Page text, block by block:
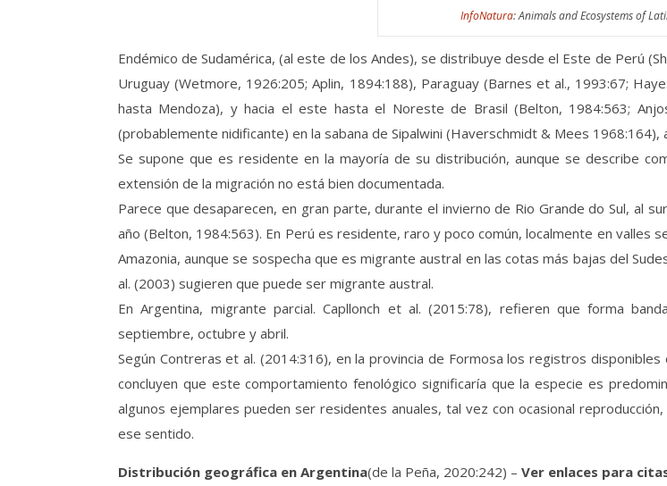
InfoNatura: Animals and Ecosystems of
Endémico de Sudamérica, (al este de los Andes), se distribuye desde el Este de Perú
Uruguay (Wetmore, 1926:205; Aplin, 1894:188), Paraguay (Barnes et al., 1993:67;
hasta Mendoza), y hacia el este hasta el Noreste de Brasil (Belton, 1984:563;
(probablemente nidificante) en la sabana de Sipalwini (Haverschmidt & Mees
Se supone que es residente en la mayoría de su distribución, aunque se describe
extensión de la migración no está bien documentada.
Parece que desaparecen, en gran parte, durante el invierno de Rio Grande do Sul, al
año (Belton, 1984:563). En Perú es residente, raro y poco común, localmente en
Amazonia, aunque se sospecha que es migrante austral en las cotas más bajas del
al. (2003) sugieren que puede ser migrante austral.
En Argentina, migrante parcial. Capllonch et al. (2015:78), refieren que forma
septiembre, octubre y abril.
Según Contreras et al. (2014:316), en la provincia de Formosa los registros
concluyen que este comportamiento fenológico significaría que la especie es
algunos ejemplares pueden ser residentes anuales, tal vez con ocasional
ese sentido.
Distribución geográfica en Argentina(de la Peña, 2020:242) – Ver enlaces para